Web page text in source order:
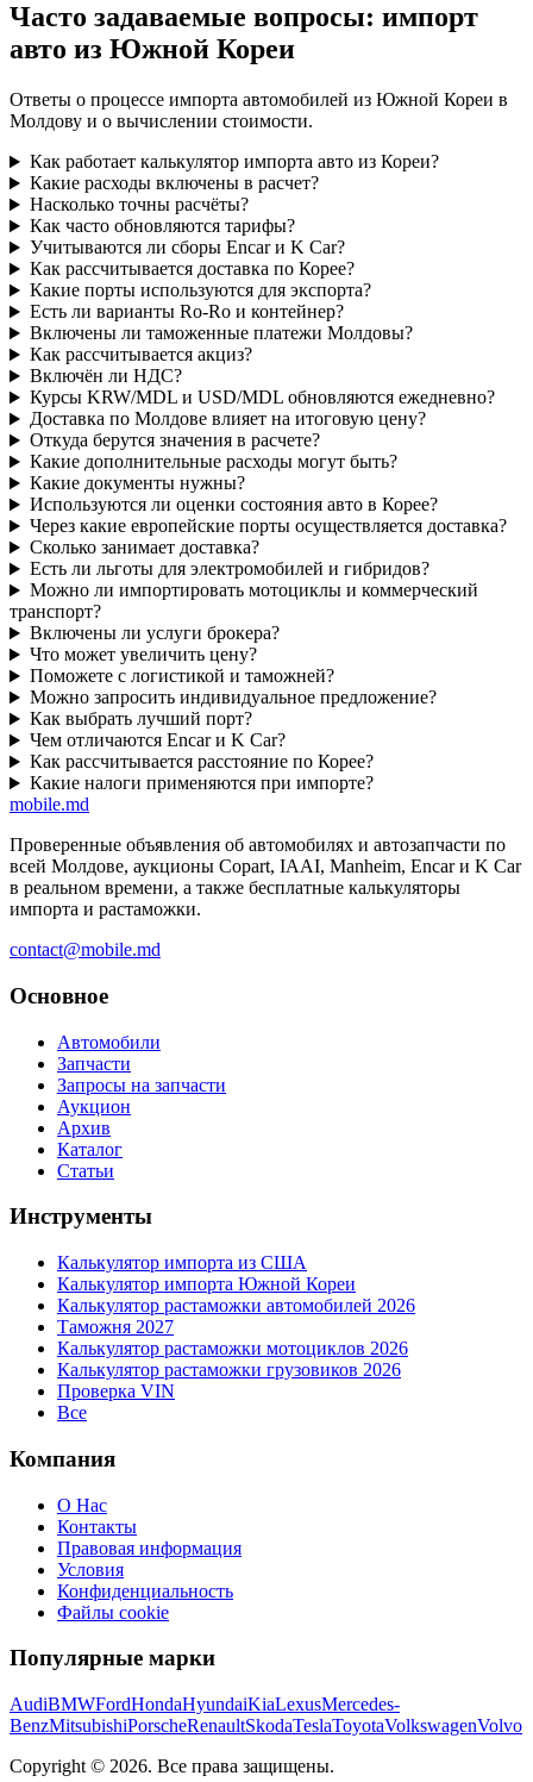
Часто задаваемые вопросы: импорт
авто из Южной Кореи
Ответы о процессе импорта автомобилей из Южной Кореи в
Молдову и о вычислении стоимости.
Как работает калькулятор импорта авто из Кореи?
Какие расходы включены в расчет?
Насколько точны расчёты?
Как часто обновляются тарифы?
Учитываются ли сборы Encar и K Car?
Как рассчитывается доставка по Корее?
Какие порты используются для экспорта?
Есть ли варианты Ro-Ro и контейнер?
Включены ли таможенные платежи Молдовы?
Как рассчитывается акциз?
Включён ли НДС?
Курсы KRW/MDL и USD/MDL обновляются ежедневно?
Доставка по Молдове влияет на итоговую цену?
Откуда берутся значения в расчете?
Какие дополнительные расходы могут быть?
Какие документы нужны?
Используются ли оценки состояния авто в Корее?
Через какие европейские порты осуществляется доставка?
Сколько занимает доставка?
Есть ли льготы для электромобилей и гибридов?
Можно ли импортировать мотоциклы и коммерческий
транспорт?
Включены ли услуги брокера?
Что может увеличить цену?
Поможете с логистикой и таможней?
Можно запросить индивидуальное предложение?
Как выбрать лучший порт?
Чем отличаются Encar и K Car?
Как рассчитывается расстояние по Корее?
Какие налоги применяются при импорте?
mobile.md
Проверенные объявления об автомобилях и автозапчасти по
всей Молдове, аукционы Copart, IAAI, Manheim, Encar и K Car
в реальном времени, а также бесплатные калькуляторы
импорта и растаможки.
contact@mobile.md
Основное
Автомобили
Запчасти
Запросы на запчасти
Аукцион
Архив
Каталог
Статьи
Инструменты
Калькулятор импорта из США
Калькулятор импорта Южной Кореи
Калькулятор растаможки автомобилей 2026
Таможня 2027
Калькулятор растаможки мотоциклов 2026
Калькулятор растаможки грузовиков 2026
Проверка VIN
Все
Компания
О Нас
Контакты
Правовая информация
Условия
Конфиденциальность
Файлы cookie
Популярные марки
AudiBMWFordHondaHyundaiKiaLexusMercedes-
BenzMitsubishiPorscheRenaultSkodaTeslaToyotaVolkswagenVolvo
Copyright © 2026. Все права защищены.